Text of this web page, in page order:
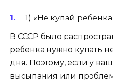
1) «Не купай
В СССР было
ребенка нужно купать
дня. Поэтому, если у
высыпания или